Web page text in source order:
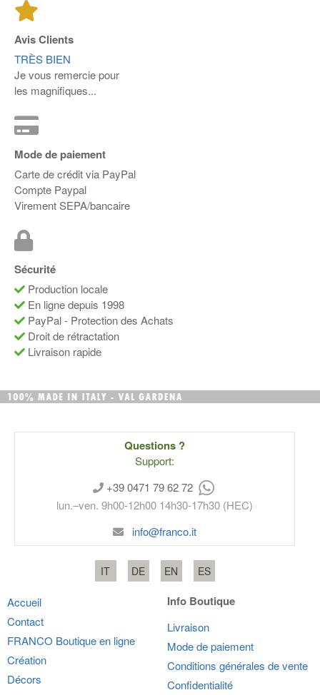
Avis Clients
TRÈS BIEN
Je vous remercie pour
les magnifiques...
Mode de paiement
Carte de crédit via PayPal
Compte Paypal
Virement SEPA/bancaire
Sécurité
Production locale
En ligne depuis 1998
PayPal - Protection des Achats
Droit de rétractation
Livraison rapide
Questions ?
Support:
+39 0471 79 62 72
lun.–ven. 9h00-12h00 14h30-17h30 (HEC)
info@franco.it
IT DE EN ES
Accueil
Contact
FRANCO Boutique en ligne
Création
Décors
Info Boutique
Livraison
Mode de paiement
Conditions générales de vente
Confidentialité